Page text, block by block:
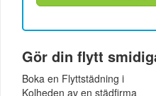
Gör din flytt
Boka en Flyttstädning i
Kolheden av en städfirma